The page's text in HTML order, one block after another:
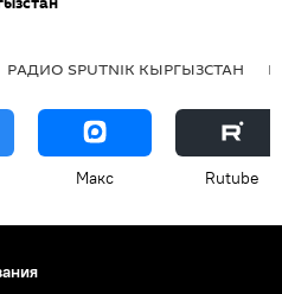
РАДИО SPUTNIK КЫРГЫЗСТАН
Макс Rutube